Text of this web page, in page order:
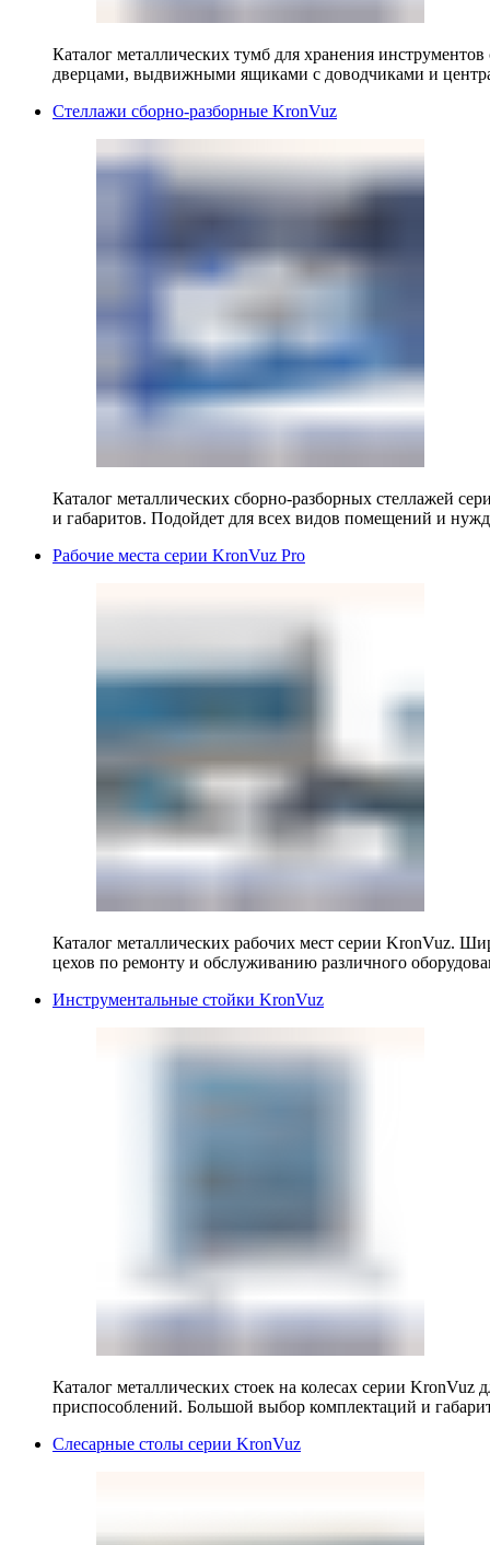
Каталог металлических тумб для хранения
дверцами, выдвижными ящиками с доводчиками и
Стеллажи сборно-разборные KronVuz
Каталог металлических сборно-разборных стеллажей
и габаритов. Подойдет для всех видов помещений и
Рабочие места серии KronVuz Pro
Каталог металлических рабочих мест серии KronVuz.
цехов по ремонту и обслуживанию различного
Инструментальные стойки KronVuz
Каталог металлических стоек на колесах серии KronVuz
приспособлений. Большой выбор комплектаций и
Слесарные столы серии KronVuz